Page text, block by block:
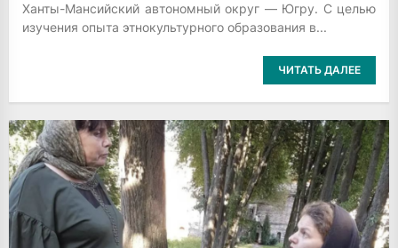
Ханты-Мансийский автономный округ — Югру. С целью
изучения опыта этнокультурного образования в...
ЧИТАТЬ ДАЛЕЕ